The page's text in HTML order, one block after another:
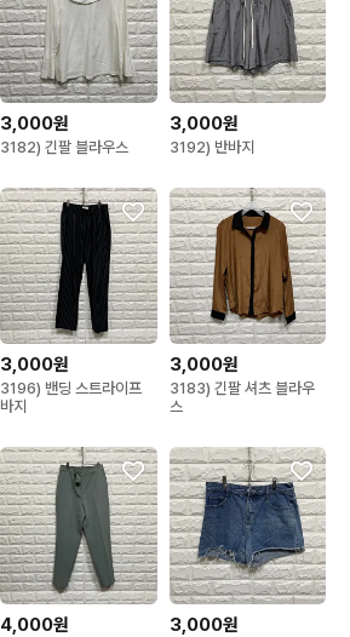
3,000원
3182) 긴팔 블라우스
3,000원
3192) 반바지
3,000원
3196) 밴딩 스트라이프
바지
3,000원
3183) 긴팔 셔츠 블라우
스
4,000원 3,000원